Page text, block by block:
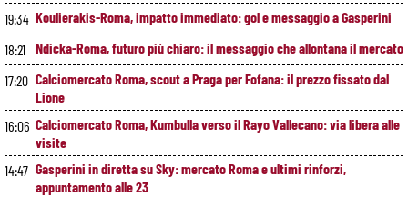
19:34 Koulierakis-Roma, impatto immediato: gol e messaggio a Gasperini
18:21 Ndicka-Roma, futuro più chiaro: il messaggio che allontana il mercato
17:20 Calciomercato Roma, scout a Praga per Fofana: il prezzo fissato dal
Lione
16:06 Calciomercato Roma, Kumbulla verso il Rayo Vallecano: via libera alle
visite
14:47 Gasperini in diretta su Sky: mercato Roma e ultimi rinforzi,
appuntamento alle 23